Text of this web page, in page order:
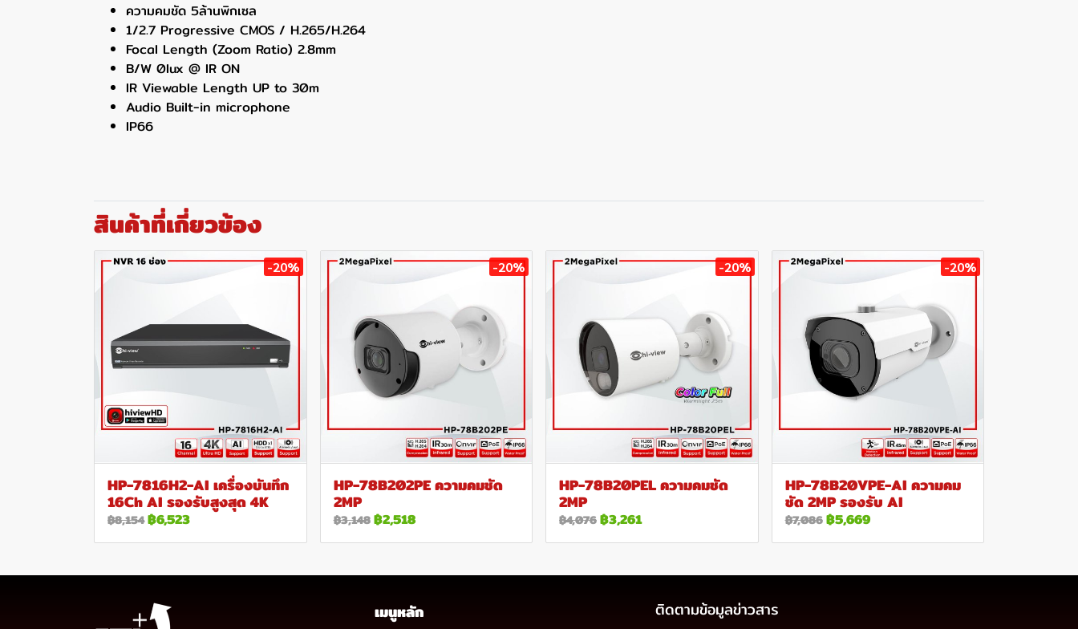
ความคมชัด 5ล้านพิกเซล
1/2.7 Progressive CMOS / H.265/H.264
Focal Length (Zoom Ratio) 2.8mm
B/W 0lux @ IR ON
IR Viewable Length UP to 30m
Audio Built-in microphone
IP66
สินค้าที่เกี่ยวข้อง
-20%
HP-7816H2-AI เครื่องบันทึก
16Ch AI รองรับสูงสุด 4K
฿8,154฿6,523
-20%
HP-78B202PE ความคมชัด
2MP
฿3,148 ฿2,518
-20%
HP-78B20PEL ความคมชัด
2MP
฿4,076฿3,261
-20%
HP-78B20VPE-AI ความคม
ชัด 2MP รองรับ AI
฿7,086 ฿5,669
เมนูหลัก ติดตามข้อมูลข่าวสาร